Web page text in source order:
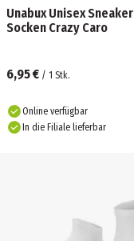
Unabux Unisex Sneaker
Socken Crazy Caro
6,95 € / 1 Stk.
Online verfügbar
In die Filiale lieferbar